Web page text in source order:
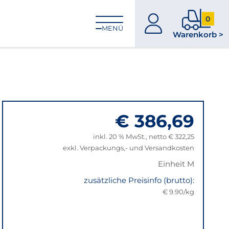
MENÜ
zum
0
Warenkorb >
0
im
€ 386,69
inkl. 20 % MwSt., netto € 322,25
exkl. Verpackungs,- und Versandkosten
Einheit M
zusätzliche Preisinfo (brutto):
€ 9.90/kg